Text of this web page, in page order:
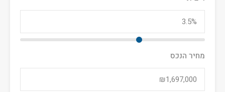
מחיר הנכס